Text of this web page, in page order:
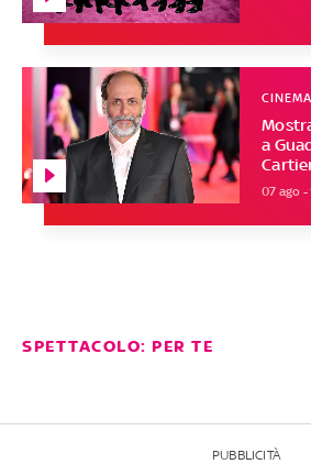
a
CINEMA
07 ago -
SPETTACOLO: PER TE
PUBBLICITÀ